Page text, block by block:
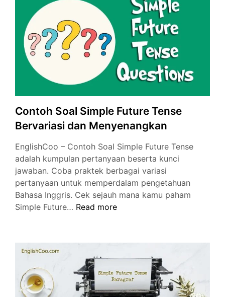
Rumus,
Contoh
Kalimat
Contoh Soal Simple Future Tense
Bervariasi dan Menyenangkan
EnglishCoo – Contoh Soal Simple Future Tense
adalah kumpulan pertanyaan beserta kunci
jawaban. Coba praktek berbagai variasi
pertanyaan untuk memperdalam pengetahuan
Bahasa Inggris. Cek sejauh mana kamu paham
Simple Future… Contoh
Future
Tense
Bervariasi
dan
Menyenangkan
Read more